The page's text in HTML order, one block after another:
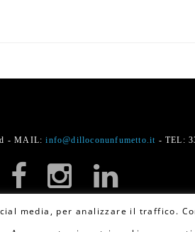
- MAIL:info@dilloconunfumetto.it - TEL:
media, per analizzare il traffico.